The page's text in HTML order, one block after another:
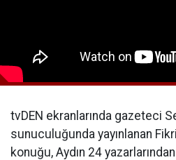
tvDEN ekranlarında gazeteci
sunuculuğunda yayınlanan
konuğu, Aydın 24